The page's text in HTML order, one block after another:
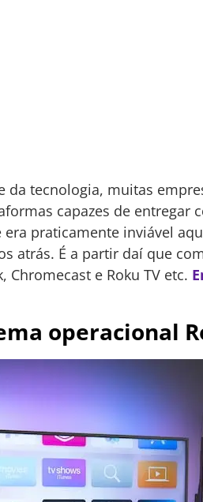
da tecnologia, muitas
capazes de entregar
praticamente inviável
atrás. É a partir daí que
Chromecast e Roku TV etc.
operacional